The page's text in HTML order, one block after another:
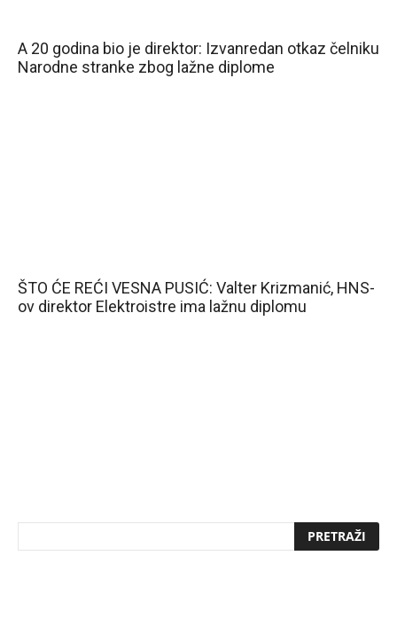
A 20 godina bio je direktor: Izvanredan otkaz čelniku
Narodne stranke zbog lažne diplome
ŠTO ĆE REĆI VESNA PUSIĆ: Valter Krizmanić, HNS-
ov direktor Elektroistre ima lažnu diplomu